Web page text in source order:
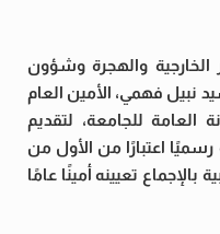
الخارجية والهجرة وشؤون
نبيل فهمي، الأمين العام
العامة للجامعة، لتقديم
اعتبارًا من الأول من
بالإجماع تعيينه أمينًا عامًا